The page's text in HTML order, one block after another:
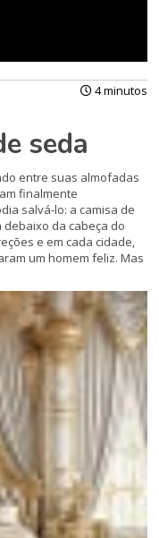
4 minutos
seda
entre suas almofadas
finalmente
salvá-lo: a camisa de
da cabeça do
e em cada cidade,
um homem feliz. Mas